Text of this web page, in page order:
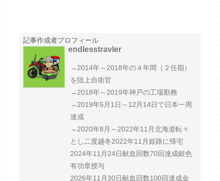
記事作成者プロフィール
endlesstravler
→2014年～2018年の４年間（２任期）
を陸上自衛官
→2018年～2019年神戸の工場勤務
→2019年5月1日～12月14日で日本一周
達成
→2020年8月～2022年11月北海道転々
とし二度越冬2022年11月姫路に帰宅
2024年11月24日献血回数70回達成銀色
有功章授与
2026年11月30日献血回数100回達成金